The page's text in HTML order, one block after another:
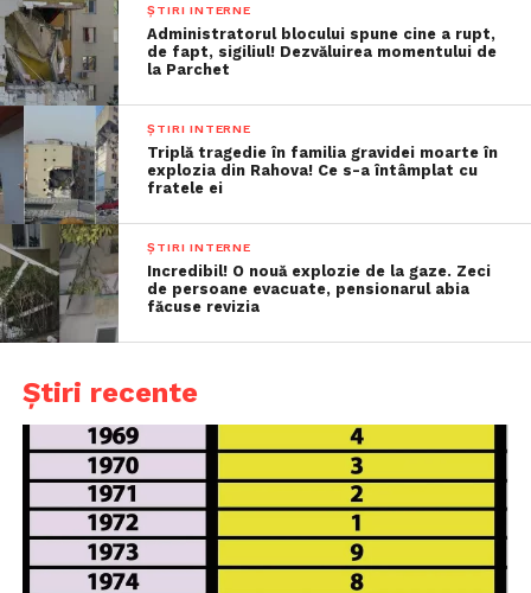
ȘTIRI INTERNE
Administratorul blocului spune cine a rupt,
de fapt, sigiliul! Dezvăluirea momentului de
la Parchet
ȘTIRI INTERNE
Triplă tragedie în familia gravidei moarte în
explozia din Rahova! Ce s-a întâmplat cu
fratele ei
ȘTIRI INTERNE
Incredibil! O nouă explozie de la gaze. Zeci
de persoane evacuate, pensionarul abia
făcuse revizia
Știri recente